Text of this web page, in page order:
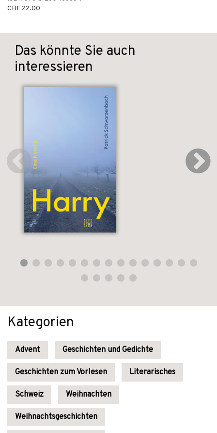
CHF 22.00
Das könnte Sie auch
interessieren
Kategorien
Advent Geschichten und Gedichte
Geschichten zum Vorlesen Literarisches
Schweiz Weihnachten
Weihnachtsgeschichten